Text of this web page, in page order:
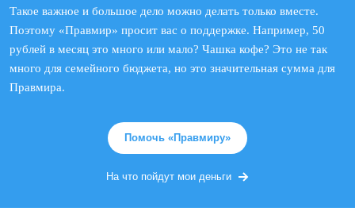
Такое важное и большое дело можно делать только вместе.
Поэтому «Правмир» просит вас о поддержке. Например, 50
рублей в месяц это много или мало? Чашка кофе? Это не так
много для семейного бюджета, но это значительная сумма для
Правмира.
Помочь «Правмиру»
На что пойдут мои деньги